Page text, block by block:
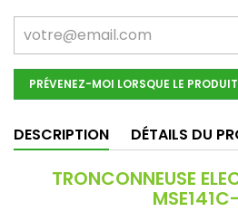
PRÉVENEZ-MOI LORSQUE LE
DESCRIPTION DÉTAILS DU
TRONCONNEUSE